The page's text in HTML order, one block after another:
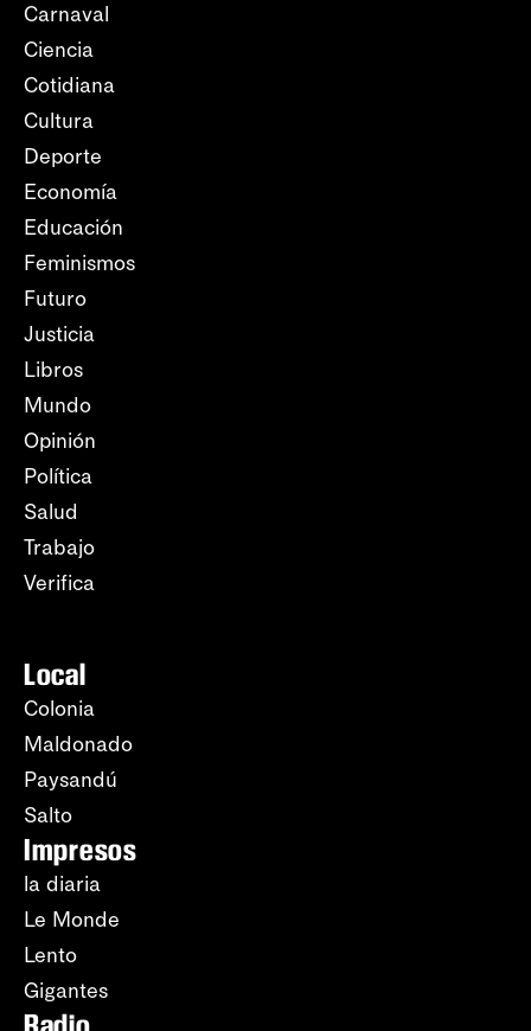
Carnaval
Ciencia
Cotidiana
Cultura
Deporte
Economía
Educación
Feminismos
Futuro
Justicia
Libros
Mundo
Opinión
Política
Salud
Trabajo
Verifica
Local
Colonia
Maldonado
Paysandú
Salto
Impresos
la diaria
Le Monde
Lento
Gigantes